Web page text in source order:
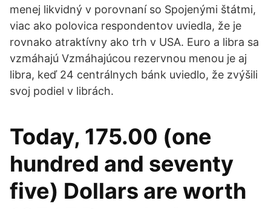
menej likvidný v porovnaní so Spojenými štátmi,
viac ako polovica respondentov uviedla, že je
rovnako atraktívny ako trh v USA. Euro a libra sa
vzmáhajú Vzmáhajúcou rezervnou menou je aj
libra, keď 24 centrálnych bánk uviedlo, že zvýšili
svoj podiel v librách.
Today, 175.00 (one
hundred and seventy
five) Dollars are worth